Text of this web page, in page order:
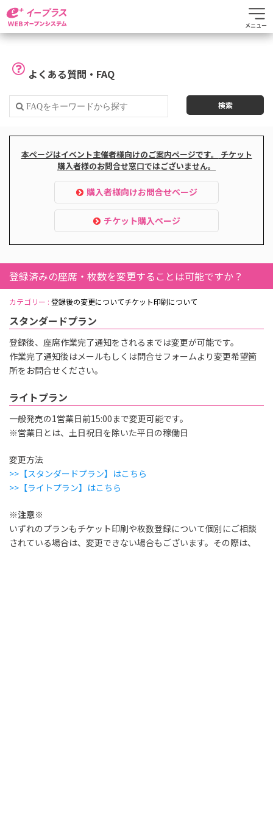
メニュー
よくある質問・FAQ
本ページはイベント主催者様向けのご案内ページです。
チケット
購入者様のお問合せ窓口ではございません。
購入者様向けお問合せページ
チケット購入ページ
登録済みの座席・枚数を変更することは可能ですか？
カテゴリー : 登録後の変更についてチケット印刷について
スタンダードプラン
登録後、座席作業完了通知をされるまでは変更が可能です。
作業完了通知後はメールもしくは問合せフォームより変更希望箇
所をお問合せください。
ライトプラン
一般発売の1営業日前15:00まで変更可能です。
※営業日とは、土日祝日を除いた平日の稼働日
変更方法
>>【スタンダードプラン】はこちら
>>【ライトプラン】はこちら
※注意※
いずれのプランもチケット印刷や枚数登録について個別にご相談
されている場合は、変更できない場合もございます。その際は、